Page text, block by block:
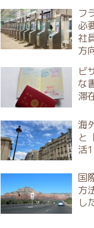
フ
必
社
方
ビ
な
滞
海
と
活1
国
方
し